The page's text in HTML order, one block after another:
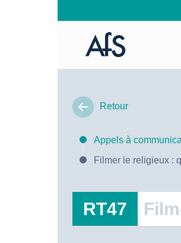
Retour
Appels à
Filmer le religieux :
RT47